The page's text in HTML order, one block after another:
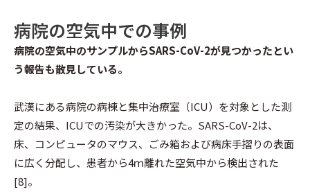
病院の空気中での事例
病院の空気中のサンプルからSARS-CoV-2が見つかったとい
う報告も散見している。
武漢にある病院の病棟と集中治療室（ICU）を対象とした測
定の結果、ICUでの汚染が大きかった。SARS-CoV-2は、
床、コンピュータのマウス、ごみ箱および病床手摺りの表面
に広く分配し、患者から4ｍ離れた空気中から検出された
[8]。